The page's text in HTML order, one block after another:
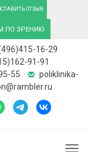
ОТЗЫВ
ПО ЗРЕНИЮ
16-29
91-91
55
poliklinika-